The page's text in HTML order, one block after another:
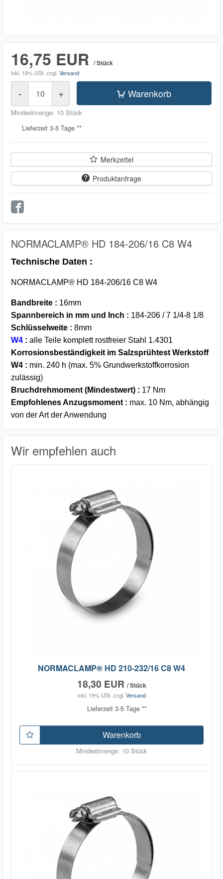
16,75 EUR / Stück
inkl. 19% USt. zzgl. Versand
- + Warenkorb
Mindestmenge: 10 Stück
Lieferzeit 3-5 Tage **
Merkzettel
Produktanfrage
NORMACLAMP® HD 184-206/16 C8 W4
Technische Daten :
NORMACLAMP® HD 184-206/16 C8 W4
Bandbreite : 16mm
Spannbereich in mm und Inch : 184-206 / 7 1/4-8 1/8
Schlüsselweite : 8mm
W4 : alle Teile komplett rostfreier Stahl 1.4301
Korrosionsbeständigkeit im Salzsprühtest Werkstoff
W4 : min. 240 h (max. 5% Grundwerkstoffkorrosion
zulässig)
Bruchdrehmoment (Mindestwert) : 17 Nm
Empfohlenes Anzugsmoment : max. 10 Nm, abhängig
von der Art der Anwendung
Wir empfehlen auch
NORMACLAMP® HD 210-232/16 C8 W4
18,30 EUR / Stück
inkl. 19% USt. zzgl. Versand
Lieferzeit 3-5 Tage **
Warenkorb
Mindestmenge: 10 Stück